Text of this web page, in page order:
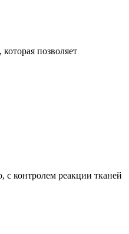
позволяет
с контролем реакции тканей